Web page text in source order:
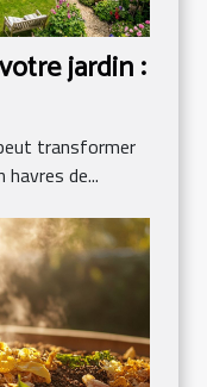
jardin :
transformer
de...